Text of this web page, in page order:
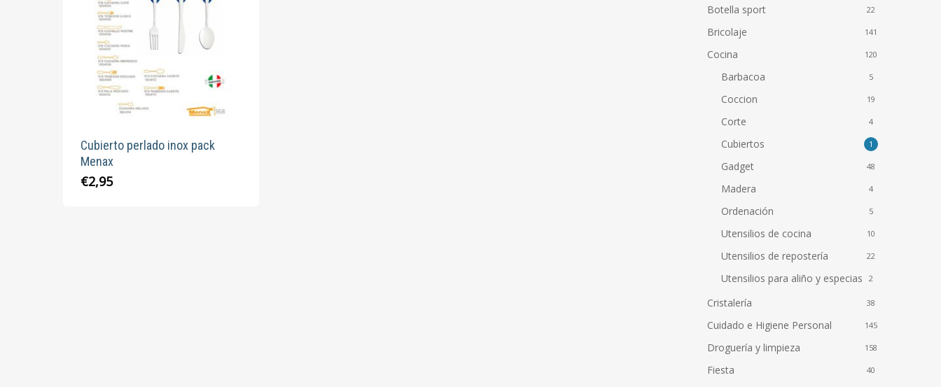
Cubierto perlado inox pack
Menax
€2,95
Botella sport 22
Bricolaje 141
Cocina 120
Barbacoa 5
Coccion 19
Corte 4
Cubiertos 1
Gadget 48
Madera 4
Ordenación 5
Utensilios de cocina 10
Utensilios de repostería 22
Utensilios para aliño y especias 2
Cristalería 38
Cuidado e Higiene Personal 145
Droguería y limpieza 158
Fiesta 40